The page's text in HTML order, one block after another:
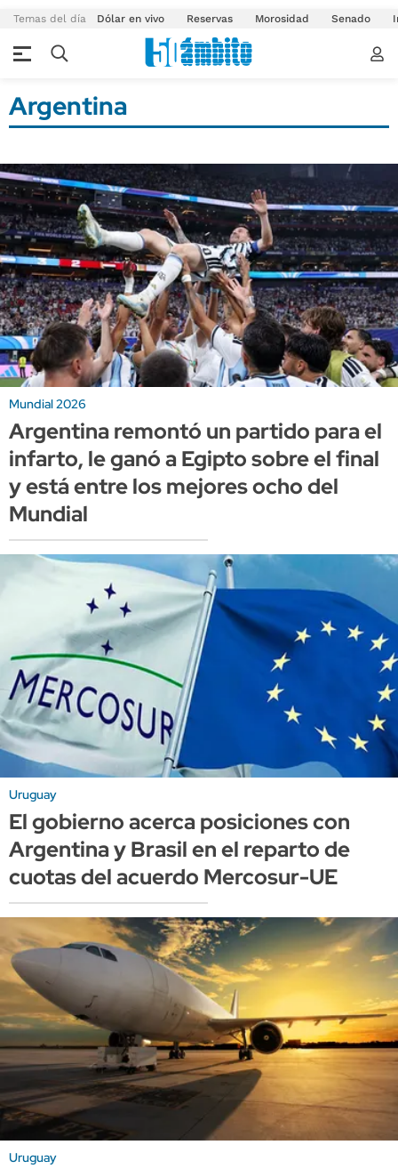
Temas del día Dólar en vivo Reservas Morosidad Senado
Argentina
Mundial 2026
Argentina remontó un partido para el
infarto, le ganó a Egipto sobre el final
y está entre los mejores ocho del
Mundial
Uruguay
El gobierno acerca posiciones con
Argentina y Brasil en el reparto de
cuotas del acuerdo Mercosur-UE
Uruguay